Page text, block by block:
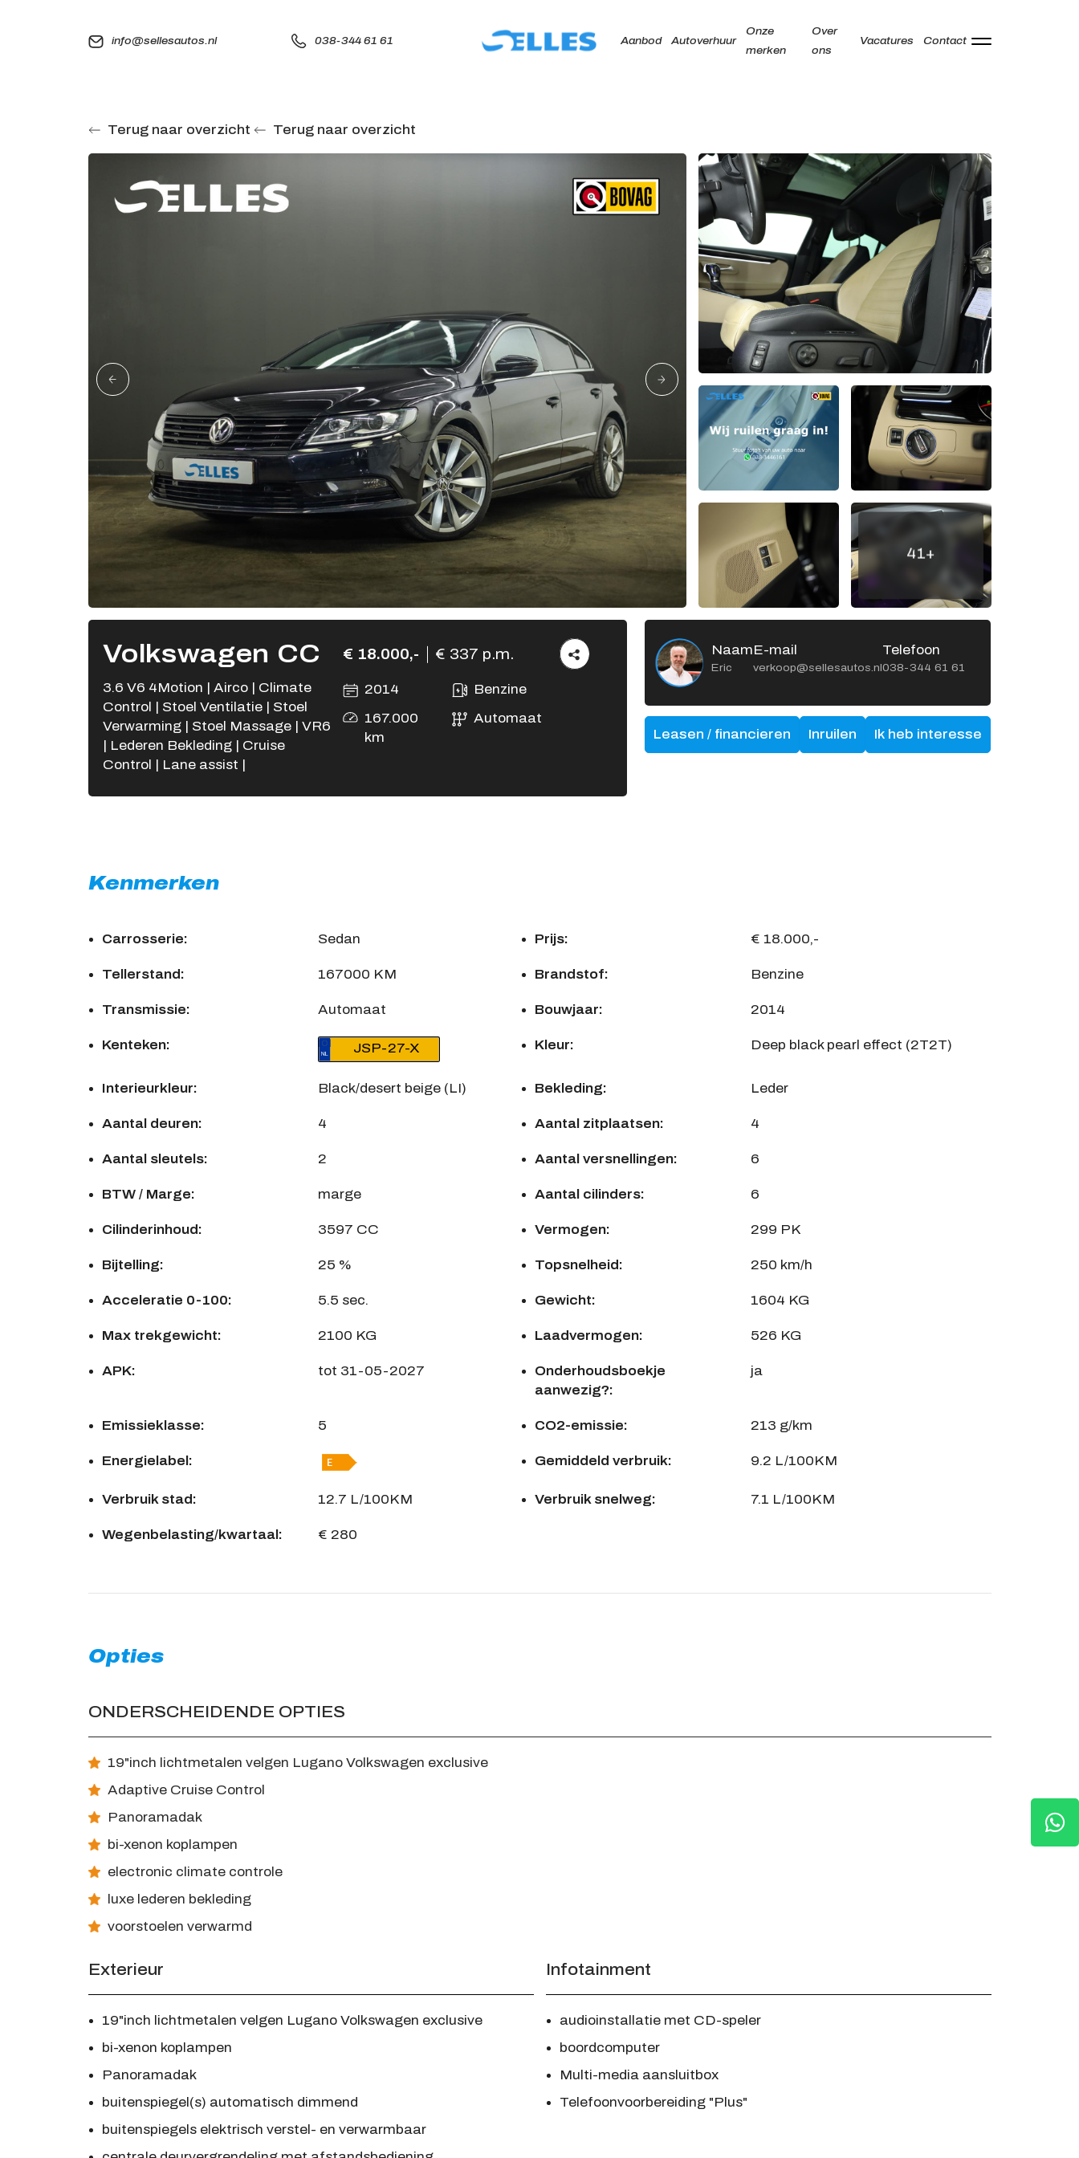
info@sellesautos.nl 038-344 61 61 Aanbod Autoverhuur
Onze
merken
Over
ons
Vacatures Contact
Aanbod
Autoverhuur
Over ons
Verkocht
Vacatures
Contact
Kamperzeedijk 87-89
8281 PC Genemuiden
Openingstijden showroom
Ma -
Vr
9:00 - 18:00
Za
9:00 - 17:00
Zo
Gesloten
Openingstijden werkplaats
Ma -
Vr
8:00 - 12:15 en
13:15 - 17:00
Za
Gesloten
Zo
Gesloten
Terug naar overzicht Terug naar overzicht
41+
Volkswagen CC
3.6 V6 4Motion | Airco | Climate
Control | Stoel Ventilatie | Stoel
Verwarming | Stoel Massage | VR6
| Lederen Bekleding | Cruise
Control | Lane assist |
€ 18.000,- € 337 p.m.
2014 Benzine
167.000
km
Automaat
Naam
Eric
E-mail
verkoop@sellesautos.nl
Telefoon
038-344 61 61
Leasen / financieren Inruilen Ik heb interesse
Kenmerken
Carrosserie: Sedan Prijs: € 18.000,-
Tellerstand: 167000 KM Brandstof: Benzine
Transmissie: Automaat Bouwjaar: 2014
Kenteken: JSP-27-X Kleur: Deep black pearl effect (2T2T)
Interieurkleur: Black/desert beige (LI) Bekleding: Leder
Aantal deuren: 4 Aantal zitplaatsen: 4
Aantal sleutels: 2 Aantal versnellingen: 6
BTW / Marge: marge Aantal cilinders: 6
Cilinderinhoud: 3597 CC Vermogen: 299 PK
Bijtelling: 25 % Topsnelheid: 250 km/h
Acceleratie 0-100: 5.5 sec. Gewicht: 1604 KG
Max trekgewicht: 2100 KG Laadvermogen: 526 KG
APK: tot 31-05-2027
Onderhoudsboekje
aanwezig?:
ja
Emissieklasse: 5 CO2-emissie: 213 g/km
Energielabel: Gemiddeld verbruik: 9.2 L/100KM
Verbruik stad: 12.7 L/100KM Verbruik snelweg: 7.1 L/100KM
Wegenbelasting/kwartaal: € 280
Opties
ONDERSCHEIDENDE OPTIES
19"inch lichtmetalen velgen Lugano Volkswagen exclusive
Adaptive Cruise Control
Panoramadak
bi-xenon koplampen
electronic climate controle
luxe lederen bekleding
voorstoelen verwarmd
Exterieur
19"inch lichtmetalen velgen Lugano Volkswagen exclusive
bi-xenon koplampen
Panoramadak
buitenspiegel(s) automatisch dimmend
buitenspiegels elektrisch verstel- en verwarmbaar
Infotainment
audioinstallatie met CD-speler
boordcomputer
Multi-media aansluitbox
Telefoonvoorbereiding "Plus"